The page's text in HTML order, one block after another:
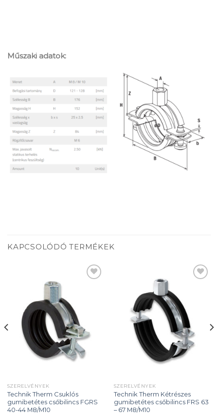
Műszaki adatok:
KAPCSOLÓDÓ TERMÉKEK
SZERELVÉNYEK
Technik Therm Csuklós
gumibetétes csőbilincs FGRS
40-44 M8/M10
SZERELVÉNYEK
Technik Therm Kétrészes
gumibetétes csőbilincs FRS 63
– 67 M8/M10